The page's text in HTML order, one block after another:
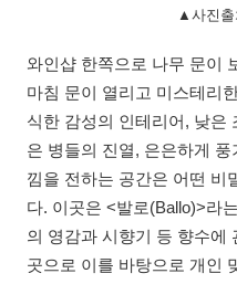
▲사진출
와인샵 한쪽으로 나무 문이
마침 문이 열리고 미스테리
식한 감성의 인테리어, 낮은
은 병들의 진열, 은은하게
낌을 전하는 공간은 어떤 비
다. 이곳은 <발로(Ballo)>라
의 영감과 시향기 등 향수에
곳으로 이를 바탕으로 개인